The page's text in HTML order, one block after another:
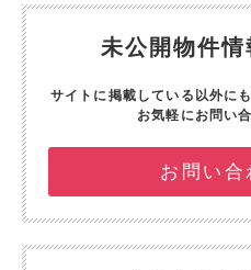
未公開物件情
サイトに掲載している以外に
お気軽にお問い
お問い合